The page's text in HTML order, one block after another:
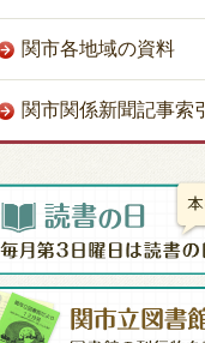
関市各地域の資料
関市関係新聞記事索引